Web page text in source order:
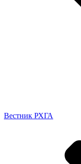
Вестник РХГА